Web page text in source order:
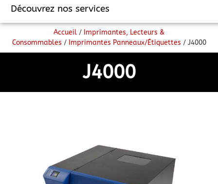
Découvrez nos services
Accueil / Imprimantes, Lecteurs &
Consommables / Imprimantes Panneaux/étiquettes / J4000
J4000